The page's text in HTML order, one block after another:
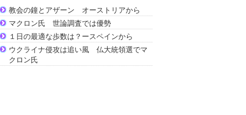
教会の鐘とアザーン オーストリアから
マクロン氏 世論調査では優勢
１日の最適な歩数は？ースペインから
ウクライナ侵攻は追い風 仏大統領選でマ
クロン氏